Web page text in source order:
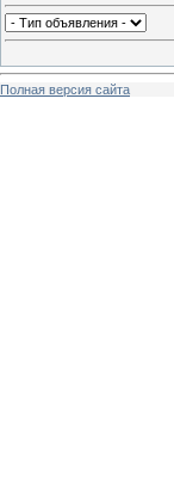
Полная версия сайта